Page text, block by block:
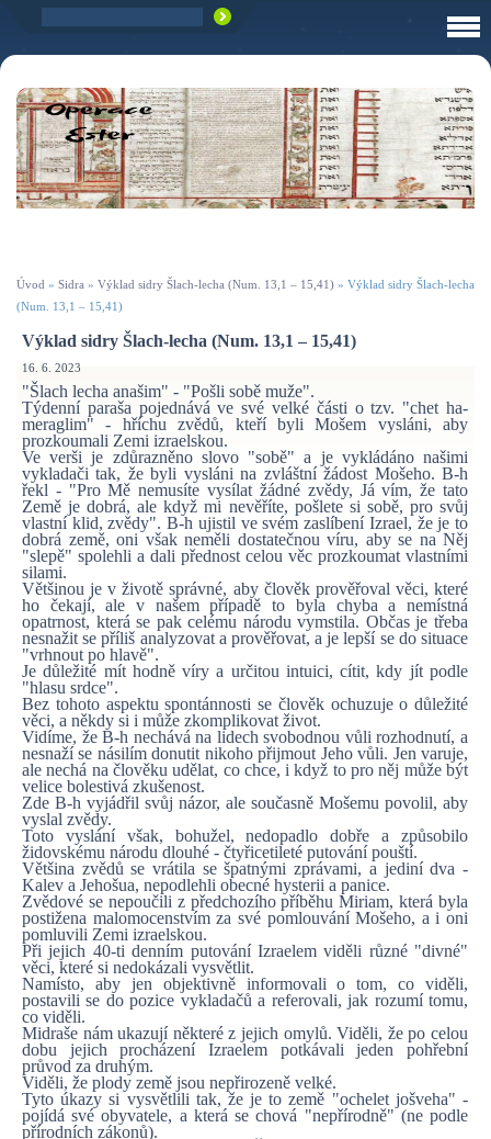
Úvod » Sidra » Výklad sidry Šlach-lecha (Num. 13,1 – 15,41) » Výklad sidry Šlach-lecha
(Num. 13,1 – 15,41)
Výklad sidry Šlach-lecha (Num. 13,1 – 15,41)
16. 6. 2023
"Šlach lecha anašim" - "Pošli sobě muže".
Týdenní paraša pojednává ve své velké části o tzv. "chet ha-
meraglim" - hříchu zvědů, kteří byli Mošem vysláni, aby
prozkoumali Zemi izraelskou.
Ve verši je zdůrazněno slovo "sobě" a je vykládáno našimi
vykladači tak, že byli vysláni na zvláštní žádost Mošeho. B-h
řekl - "Pro Mě nemusíte vysílat žádné zvědy, Já vím, že tato
Země je dobrá, ale když mi nevěříte, pošlete si sobě, pro svůj
vlastní klid, zvědy". B-h ujistil ve svém zaslíbení Izrael, že je to
dobrá země, oni však neměli dostatečnou víru, aby se na Něj
"slepě" spolehli a dali přednost celou věc prozkoumat vlastními
silami.
Většinou je v životě správné, aby člověk prověřoval věci, které
ho čekají, ale v našem případě to byla chyba a nemístná
opatrnost, která se pak celému národu vymstila. Občas je třeba
nesnažit se příliš analyzovat a prověřovat, a je lepší se do situace
"vrhnout po hlavě".
Je důležité mít hodně víry a určitou intuici, cítit, kdy jít podle
"hlasu srdce".
Bez tohoto aspektu spontánnosti se člověk ochuzuje o důležité
věci, a někdy si i může zkomplikovat život.
Vidíme, že B-h nechává na lidech svobodnou vůli rozhodnutí, a
nesnaží se násilím donutit nikoho přijmout Jeho vůli. Jen varuje,
ale nechá na člověku udělat, co chce, i když to pro něj může být
velice bolestivá zkušenost.
Zde B-h vyjádřil svůj názor, ale současně Mošemu povolil, aby
vyslal zvědy.
Toto vyslání však, bohužel, nedopadlo dobře a způsobilo
židovskému národu dlouhé - čtyřicetileté putování pouští.
Většina zvědů se vrátila se špatnými zprávami, a jediní dva -
Kalev a Jehošua, nepodlehli obecné hysterii a panice.
Zvědové se nepoučili z předchozího příběhu Miriam, která byla
postižena malomocenstvím za své pomlouvání Mošeho, a i oni
pomluvili Zemi izraelskou.
Při jejich 40-ti denním putování Izraelem viděli různé "divné"
věci, které si nedokázali vysvětlit.
Namísto, aby jen objektivně informovali o tom, co viděli,
postavili se do pozice vykladačů a referovali, jak rozumí tomu,
co viděli.
Midraše nám ukazují některé z jejich omylů. Viděli, že po celou
dobu jejich procházení Izraelem potkávali jeden pohřební
průvod za druhým.
Viděli, že plody země jsou nepřirozeně velké.
Tyto úkazy si vysvětlili tak, že je to země "ochelet jošveha" -
pojídá své obyvatele, a která se chová "nepřírodně" (ne podle
přírodních zákonů).